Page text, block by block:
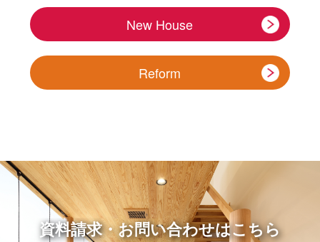
New House
Reform
資料請求・お問い合わせはこちら